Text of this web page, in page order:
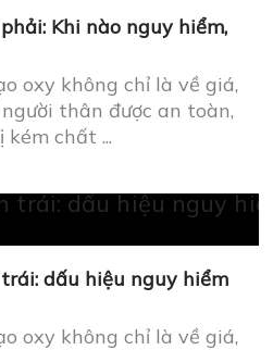
Khi nào nguy hiểm,
oxy không chỉ là về giá,
thân được an toàn,
chất ...
dấu hiệu nguy hiểm
oxy không chỉ là về giá,
thân được an toàn,
chất ...